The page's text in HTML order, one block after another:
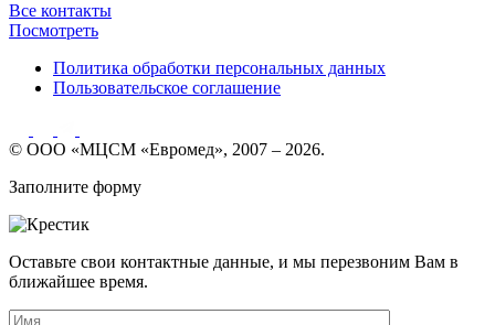
Все контакты
Посмотреть
Политика обработки персональных данных
Пользовательское соглашение
© ООО «МЦСМ «Евромед», 2007 – 2026.
Заполните форму
Оставьте свои контактные данные, и мы перезвоним Вам в
ближайшее время.